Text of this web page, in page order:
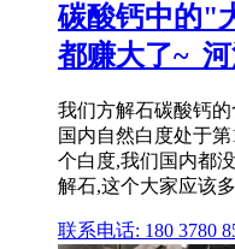
碳酸钙中的"
都赚大了~_
我们方解石碳酸钙的
国内自然白度处于
个白度,我们国内都
解石,这个大家应该多
联系电话: 180 3780